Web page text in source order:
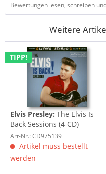
Bewertungen lesen, schreiben
Weitere
TIPP!
Elvis Presley:The Elvis Is
Back Sessions (4-CD)
Art-Nr.: CD975139
Artikel muss bestellt
werden